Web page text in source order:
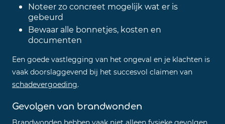
Noteer zo concreet mogelijk wat er is
gebeurd
Bewaar alle bonnetjes, kosten en
documenten
Een goede vastlegging van het ongeval en je klachten is
vaak doorslaggevend bij het succesvol claimen van
schadevergoeding.
Gevolgen van brandwonden
Brandwonden hebben vaak niet alleen fysieke gevolgen,